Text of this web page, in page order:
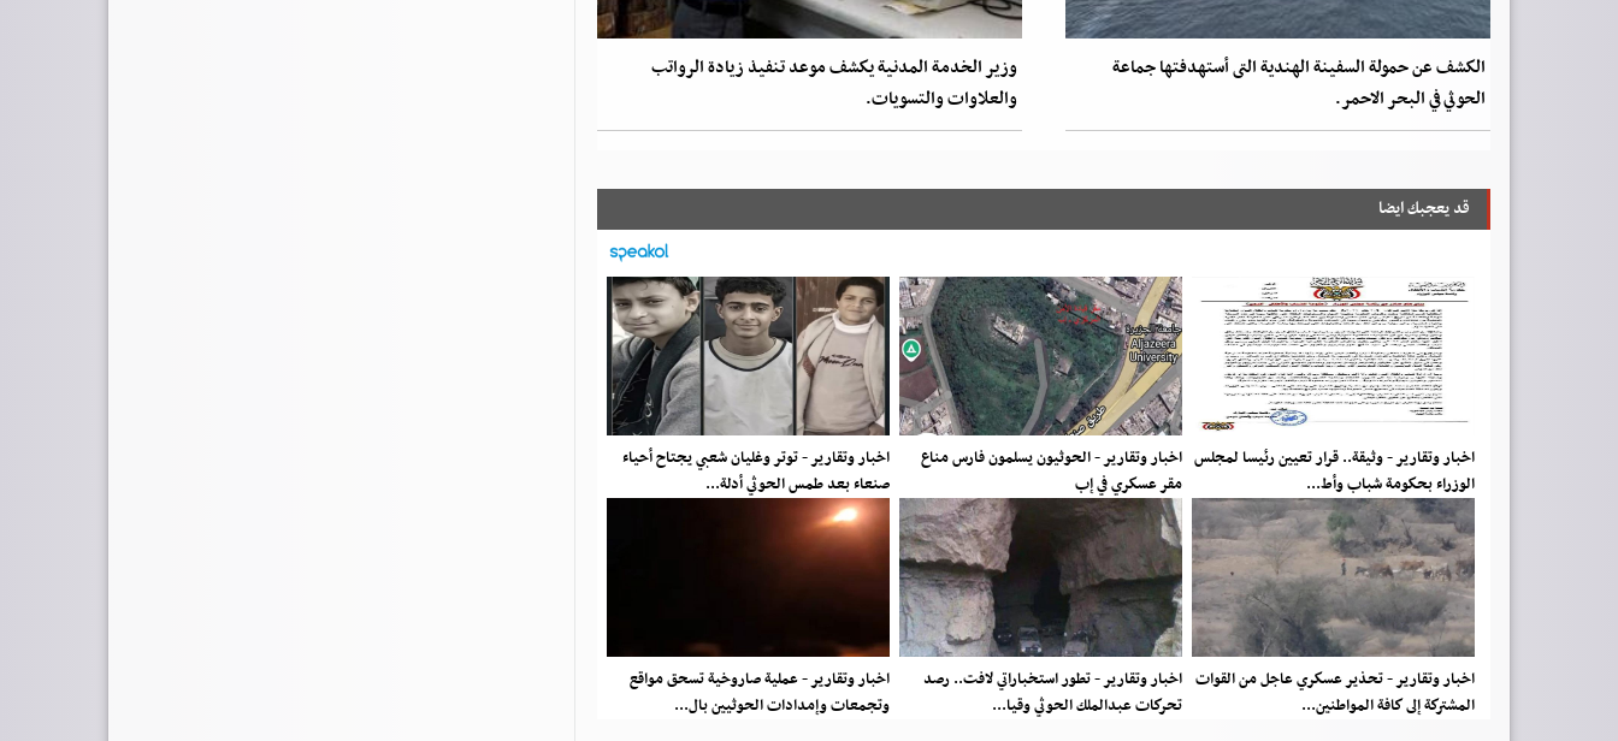
الكشف عن حمولة السفينة الهندية التى أستهدفتها جماعة
الحوثي في البحر الاحمر.
وزير الخدمة المدنية يكشف موعد تنفيذ زيادة الرواتب
والعلاوات والتسويات.
قد يعجبك ايضا
اخبار وتقارير - وثيقة.. قرار تعيين رئيسا لمجلس
الوزراء بحكومة شباب وأط...
اخبار وتقارير - الحوثيون يسلمون فارس مناع
مقر عسكري في إب
اخبار وتقارير - توتر وغليان شعبي يجتاح أحياء
صنعاء بعد طمس الحوثي أدلة...
اخبار وتقارير - تحذير عسكري عاجل من القوات
المشتركة إلى كافة المواطنين...
اخبار وتقارير - تطور استخباراتي لافت.. رصد
تحركات عبدالملك الحوثي وقيا...
اخبار وتقارير - عملية صاروخية تسحق مواقع
وتجمعات وإمدادات الحوثيين بال...